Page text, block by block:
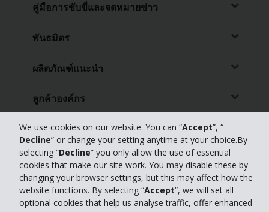
We use cookies on our website. You can “Accept”, “
Decline” or change your setting anytime at your choice.By
selecting “Decline” you only allow the use of essential
cookies that make our site work. You may disable these by
changing your browser settings, but this may affect how the
website functions. By selecting “Accept”, we will set all
optional cookies that help us analyse traffic, offer enhanced
คู่มือการขับขี่และจดหมายข่าว
พันธมิตร
ผลิตภัณฑ์แนะนำ
ลูกค้าองค์กร
ตัวแทนท่องเที่ยว
ฝ่ายสนับสนุนลูกค้า
© 2026 The Hertz Corporation
เฮิรทซ์ให้ความสำคัญกับความเป็นส่วนตัวของคุณ โปรดอ่าน “ นโยบายความเป็นส่วน
ตัว ”เพื่อดูรายละเอียดเพิ่มเติม | GDPR